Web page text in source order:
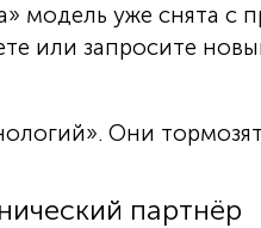
модель уже снята с
или запросите
Они
партнёр